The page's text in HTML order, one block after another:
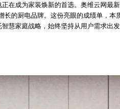
在成为家装焕新的首选。奥维云网最
的厨电品牌。这份亮眼的成绩单，本
慧家庭战略，始终坚持从用户需求出